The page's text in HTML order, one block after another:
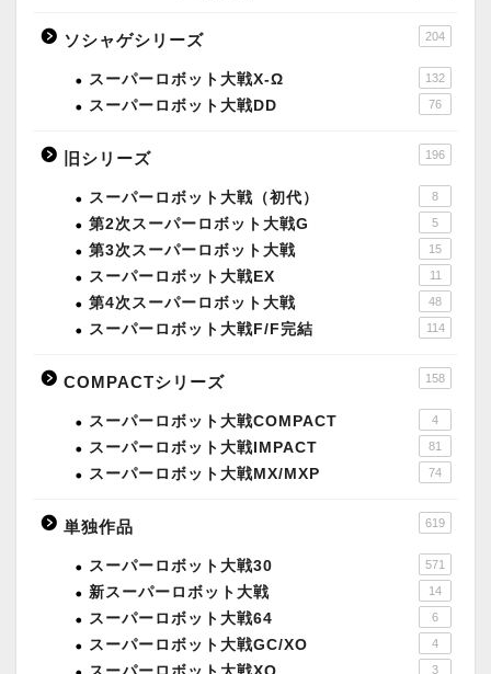
ソシャゲシリーズ 204
スーパーロボット大戦X-Ω 132
スーパーロボット大戦DD 76
旧シリーズ 196
スーパーロボット大戦（初代） 8
第2次スーパーロボット大戦G 5
第3次スーパーロボット大戦 15
スーパーロボット大戦EX 11
第4次スーパーロボット大戦 48
スーパーロボット大戦F/F完結 114
COMPACTシリーズ 158
スーパーロボット大戦COMPACT 4
スーパーロボット大戦IMPACT 81
スーパーロボット大戦MX/MXP 74
単独作品 619
スーパーロボット大戦30 571
新スーパーロボット大戦 14
スーパーロボット大戦64 6
スーパーロボット大戦GC/XO 4
3